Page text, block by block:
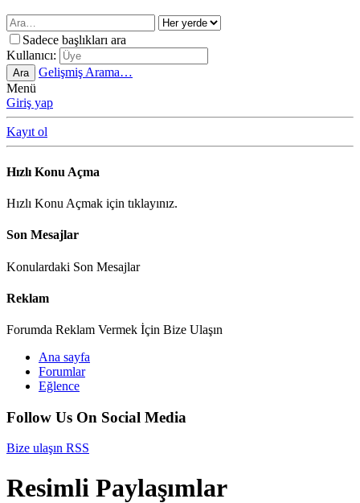
Sadece başlıkları ara
Kullanıcı:
Ara
Gelişmiş Arama…
Menü
Giriş yap
Kayıt ol
Hızlı Konu Açma
Hızlı Konu Açmak için tıklayınız.
Son Mesajlar
Konulardaki Son Mesajlar
Reklam
Forumda Reklam Vermek İçin Bize Ulaşın
Ana sayfa
Forumlar
Eğlence
Follow Us On Social Media
Bize ulaşın RSS
Resimli Paylaşımlar